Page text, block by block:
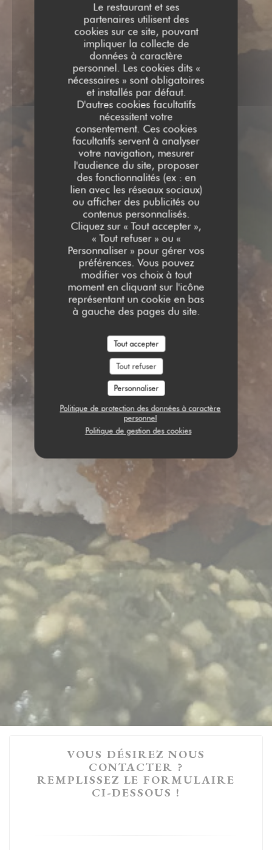
Le restaurant et ses
partenaires utilisent des
cookies sur ce site, pouvant
impliquer la collecte de
données à caractère
personnel. Les cookies dits «
nécessaires » sont obligatoires
et installés par défaut.
D'autres cookies facultatifs
nécessitent votre
consentement. Ces cookies
facultatifs servent à analyser
votre navigation, mesurer
l'audience du site, proposer
des fonctionnalités (ex : en
lien avec les réseaux sociaux)
ou afficher des publicités ou
contenus personnalisés.
Cliquez sur « Tout accepter »,
« Tout refuser » ou «
Personnaliser » pour gérer vos
préférences. Vous pouvez
modifier vos choix à tout
moment en cliquant sur l'icône
représentant un cookie en bas
à gauche des pages du site.
Tout accepter
Tout refuser
Personnaliser
Politique de protection des données à caractère
personnel
Politique de gestion des cookies
VOUS DÉSIREZ NOUS
CONTACTER ?
REMPLISSEZ LE FORMULAIRE
CI-DESSOUS !